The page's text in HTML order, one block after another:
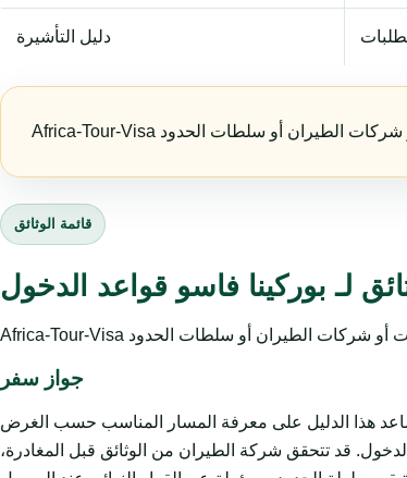
دليل التأشيرة
قائمة الوثائق
لـ بوركينا فاسو قواعد الدخول
جواز سفر
هذا الدليل على معرفة المسار المناسب حسب الغرض
قد تتحقق شركة الطيران من الوثائق قبل المغادرة،